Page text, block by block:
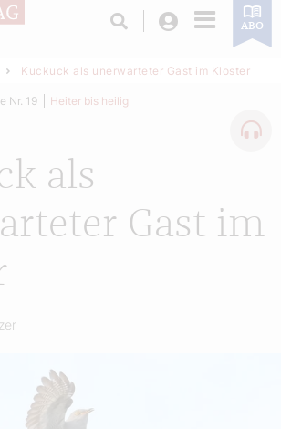
Login ABO
Kuckuck als unerwarteter Gast im Kloster
als
Gast im
Nr. 19 Heiter bis heilig